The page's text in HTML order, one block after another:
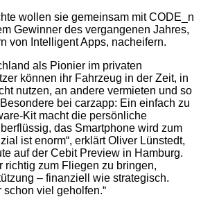
wollen sie gemeinsam mit CODE_n
Gewinner des vergangenen Jahres,
von Intelligent Apps, nacheifern.
als Pionier im privaten
können ihr Fahrzeug in der Zeit, in
nutzen, an andere vermieten und so
bei carzapp: Ein einfach zu
Kit macht die persönliche
das Smartphone wird zum
ist enorm“, erklärt Oliver Lünstedt,
auf der Cebit Preview in Hamburg.
richtig zum Fliegen zu bringen,
– finanziell wie strategisch.
viel geholfen.“